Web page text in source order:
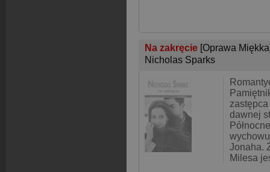
Na zakręcie [Oprawa
Nicholas Sparks
dawnej
Jonaha.
Milesa